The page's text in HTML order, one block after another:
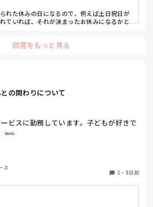
れた休みの日になるので、例えば土日祝日が
ていれば、それが決まったお休みになるかと
的には、自分の権利として取れる休みになり
して有休が普通かなと思います。もし公休が
なら、取れなかった正規のお休み分を、翌月
希望通りとれるかどうかは、職場のスタッフ
についてわからなかったら、職員担当の事務
てみると良いかもしれません。あとは、病院
のに書いてあったりするかもしれません。
回答をもっと見る
の関わりについて
ビスに勤務しています。子どもが好きで
しました。
転職して悩むことが増えました。自分で
多いので施設での様子を伝えようとして
まくでてきません。
いることがあれば教えていただきたいで
施設
ス
2 ・ 8日前